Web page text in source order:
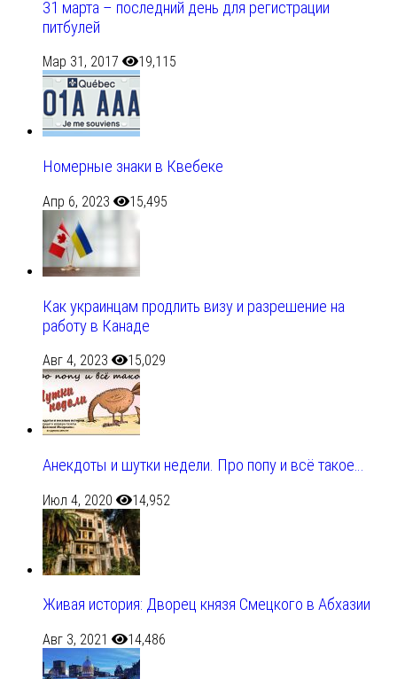
31 марта – последний день для регистрации
питбулей
Мар 31, 2017 19,115
Номерные знаки в Квебеке
Апр 6, 2023 15,495
Как украинцам продлить визу и разрешение на
работу в Канаде
Авг 4, 2023 15,029
Анекдоты и шутки недели. Про попу и всё такое…
Июл 4, 2020 14,952
Живая история: Дворец князя Смецкого в Абхазии
Авг 3, 2021 14,486